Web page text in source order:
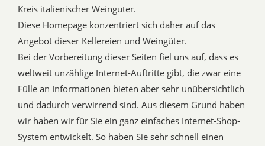
Kreis italienischer Weingüter.
Diese Homepage konzentriert sich daher auf das
Angebot dieser Kellereien und Weingüter.
Bei der Vorbereitung dieser Seiten fiel uns auf, dass es
weltweit unzählige Internet-Auftritte gibt, die zwar eine
Fülle an Informationen bieten aber sehr unübersichtlich
und dadurch verwirrend sind. Aus diesem Grund haben
wir haben wir für Sie ein ganz einfaches Internet-Shop-
System entwickelt. So haben Sie sehr schnell einen